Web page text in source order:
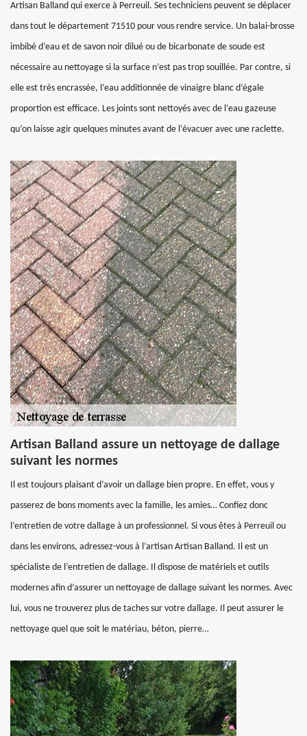
Artisan Balland qui exerce à Perreuil. Ses techniciens peuvent se déplacer
dans tout le département 71510 pour vous rendre service. Un balai-brosse
imbibé d’eau et de savon noir dilué ou de bicarbonate de soude est
nécessaire au nettoyage si la surface n’est pas trop souillée. Par contre, si
elle est très encrassée, l’eau additionnée de vinaigre blanc d’égale
proportion est efficace. Les joints sont nettoyés avec de l’eau gazeuse
qu’on laisse agir quelques minutes avant de l’évacuer avec une raclette.
Artisan Balland assure un nettoyage de dallage
suivant les normes
Il est toujours plaisant d’avoir un dallage bien propre. En effet, vous y
passerez de bons moments avec la famille, les amies… Confiez donc
l’entretien de votre dallage à un professionnel. Si vous êtes à Perreuil ou
dans les environs, adressez-vous à l’artisan Artisan Balland. Il est un
spécialiste de l’entretien de dallage. Il dispose de matériels et outils
modernes afin d’assurer un nettoyage de dallage suivant les normes. Avec
lui, vous ne trouverez plus de taches sur votre dallage. Il peut assurer le
nettoyage quel que soit le matériau, béton, pierre…